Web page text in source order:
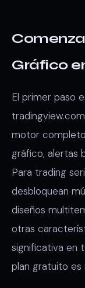
Gráfico
El primer paso
motor
gráfico, alertas
Para trading
desbloquean
diseños
otras
significativa en
plan gratuito es